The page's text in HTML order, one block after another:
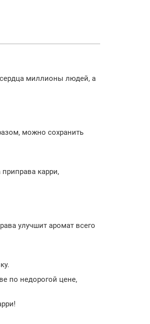
сердца миллионы людей, а
можно сохранить
карри,
улучшит аромат всего
по недорогой цене,